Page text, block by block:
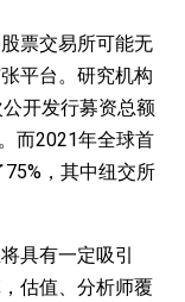
票交易所可能无
平台。研究机构
开发行募资总额
而2021年全球首
，其中纽交所
具有一定吸引
估值、分析师覆